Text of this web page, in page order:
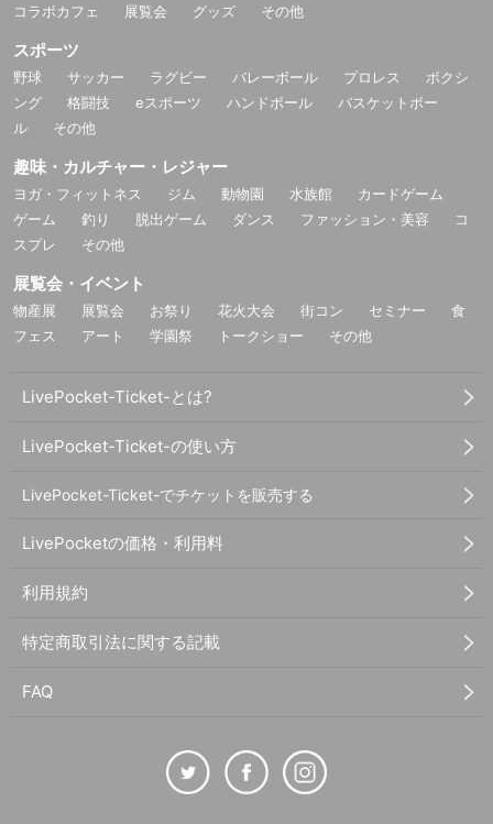
コラボカフェ 展覧会 グッズ その他
スポーツ
野球 サッカー ラグビー バレーボール プロレス
ボクシ
ング
格闘技 eスポーツ ハンドボール
バスケットボー
ル
その他
趣味・カルチャー・レジャー
ヨガ・フィットネス ジム 動物園 水族館
カードゲーム
ゲーム
釣り 脱出ゲーム ダンス ファッション・美容
コ
スプレ
その他
展覧会・イベント
物産展 展覧会 お祭り 花火大会 街コン セミナー
食
フェス
アート 学園祭 トークショー その他
LivePocket-Ticket-とは?
LivePocket-Ticket-の使い方
LivePocket-Ticket-でチケットを販売する
LivePocketの価格・利用料
利用規約
特定商取引法に関する記載
FAQ